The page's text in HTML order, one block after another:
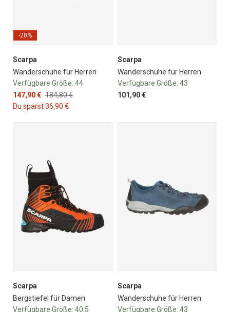
-20%
Scarpa
Wanderschuhe für Herren
Verfügbare Größe: 44
147,90 € 184,80 €
Du sparst 36,90 €
Scarpa
Wanderschuhe für Herren
Verfügbare Größe: 43
101,90 €
Scarpa
Bergstiefel für Damen
Verfügbare Größe: 40.5
Scarpa
Wanderschuhe für Herren
Verfügbare Größe: 43